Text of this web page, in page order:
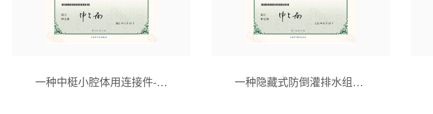
一种中梃小腔体用连接件-实
一种隐藏式防倒灌排水组件-